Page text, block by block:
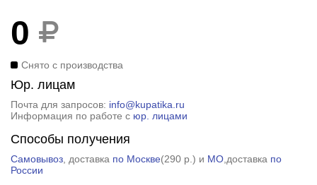
0
Снято с производства
Юр. лицам
Почта для запросов: info@kupatika.ru
Информация по работе с юр. лицами
Способы получения
Самовывоз, доставка по Москве(290 р. ) и МО,доставка по
России